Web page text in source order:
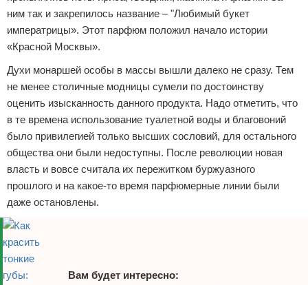
ним так и закрепилось название – "Любимый букет
императрицы». Этот парфюм положил начало истории
«Красной Москвы».
Духи монаршей особы в массы вышли далеко не сразу. Тем
не менее столичные модницы сумели по достоинству
оценить изысканность данного продукта. Надо отметить, что
в те времена использование туалетной воды и благовоний
было привилегией только высших сословий, для остального
общества они были недоступны. После революции новая
власть и вовсе считала их пережитком буржуазного
прошлого и на какое-то время парфюмерные линии были
даже остановлены.
Вам будет интересно: